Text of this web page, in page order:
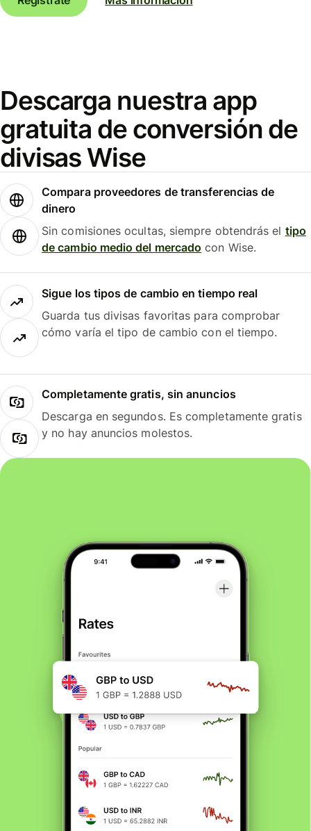
Descarga nuestra app
gratuita de conversión de
divisas Wise
Compara proveedores de transferencias de
dinero
Sin comisiones ocultas, siempre obtendrás el tipo
de cambio medio del mercado con Wise.
Sigue los tipos de cambio en tiempo real
Guarda tus divisas favoritas para comprobar
cómo varía el tipo de cambio con el tiempo.
Completamente gratis, sin anuncios
Descarga en segundos. Es completamente gratis
y no hay anuncios molestos.